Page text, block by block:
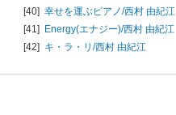
[40] 幸せを運ぶピアノ/西村 由紀江
[41] Energy(エナジー)/西村 由紀江
[42] キ・ラ・リ/西村 由紀江